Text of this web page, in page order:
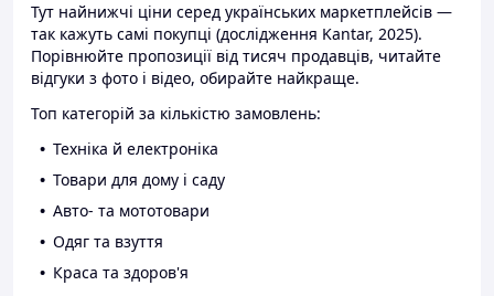
Тут найнижчі ціни серед українських маркетплейсів —
так кажуть самі покупці (дослідження Kantar, 2025).
Порівнюйте пропозиції від тисяч продавців, читайте
відгуки з фото і відео, обирайте найкраще.
Топ категорій за кількістю замовлень:
Техніка й електроніка
Товари для дому і саду
Авто- та мототовари
Одяг та взуття
Краса та здоров'я